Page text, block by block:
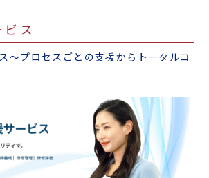
見直しセミナー
ス
～プロセスごとの支援からトータルコ